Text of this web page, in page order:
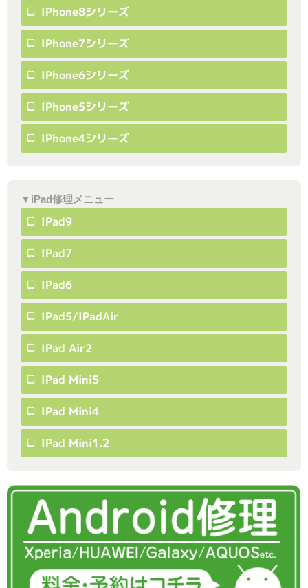
IPhone8シリーズ
IPhone7シリーズ
IPhone6シリーズ
IPhone5シリーズ
IPhone4シリーズ
▼iPad修理メニュー
IPad9
IPad7
IPad6
IPad5/iPadAir
IPad Air2
IPad Mini5
IPad Mini4
IPad Mini1.2